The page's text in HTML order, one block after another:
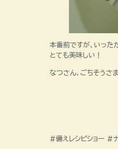
本番前ですが、いった
とても美味しい！
なつさん、ごちそうさ
#備えレシピショー #